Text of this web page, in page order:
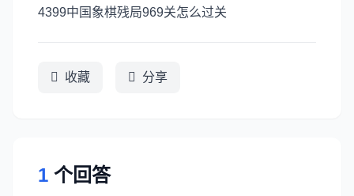
4399中国象棋残局969关怎么过关
收藏 分享
1 个回答